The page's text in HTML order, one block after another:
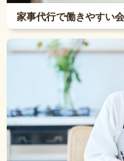
家事代行で働きやすい